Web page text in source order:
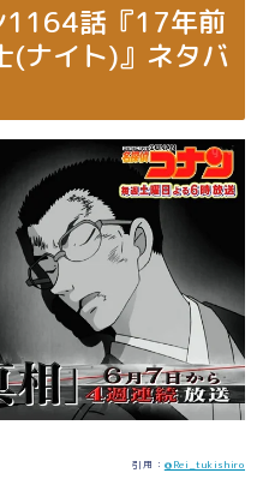
1164話『17年前
(ナイト)』ネタバ
引用： @Rei_tukishiro